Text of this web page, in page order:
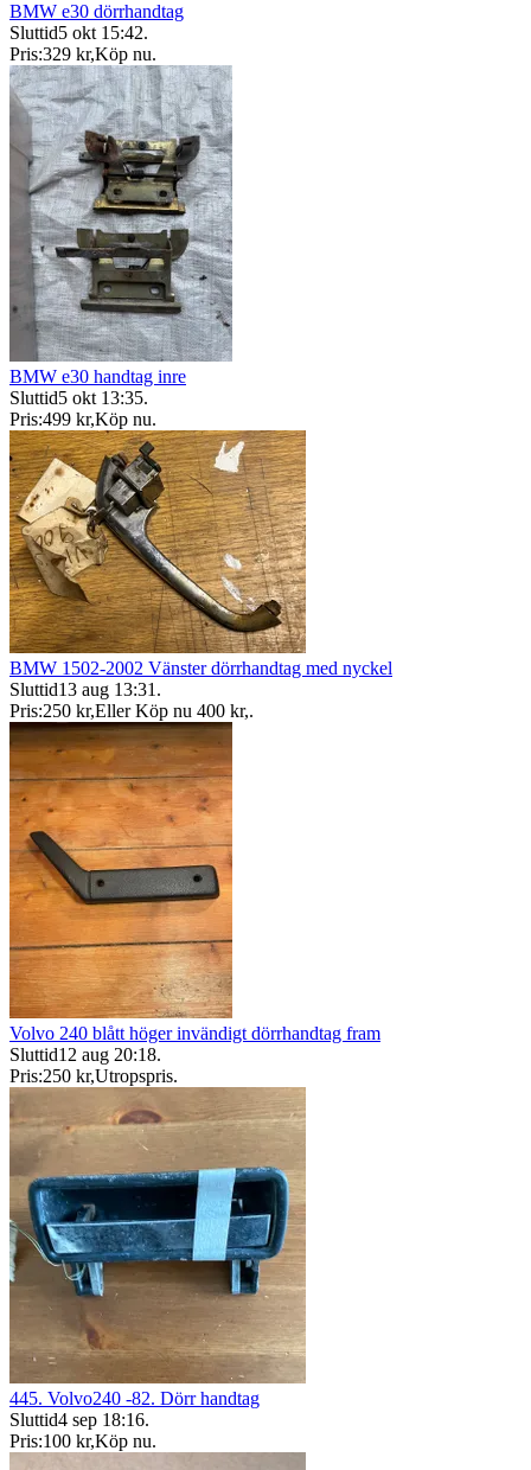
BMW e30 dörrhandtag
Sluttid5 okt 15:42.
Pris:329 kr,Köp nu.
BMW e30 handtag inre
Sluttid5 okt 13:35.
Pris:499 kr,Köp nu.
BMW 1502-2002 Vänster dörrhandtag med nyckel
Sluttid13 aug 13:31 .
Pris:250 kr,Eller Köp nu 400 kr,.
Volvo 240 blått höger invändigt dörrhandtag fram
Sluttid12 aug 20:18.
Pris:250 kr,Utropspris.
445. Volvo240 -82. Dörr handtag
Sluttid4 sep 18:16.
Pris:100 kr,Köp nu.